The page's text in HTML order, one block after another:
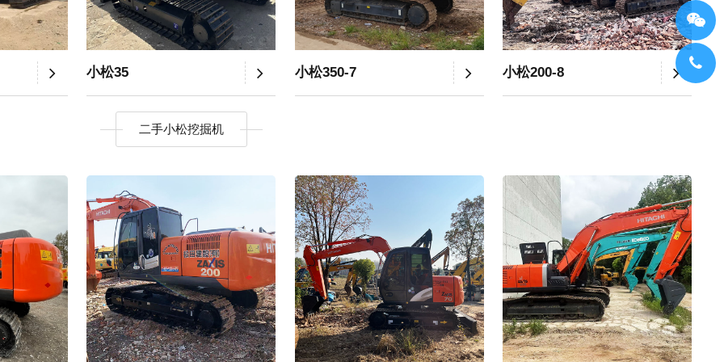
小松35 小松350-7 小松200-8
二手小松挖掘机